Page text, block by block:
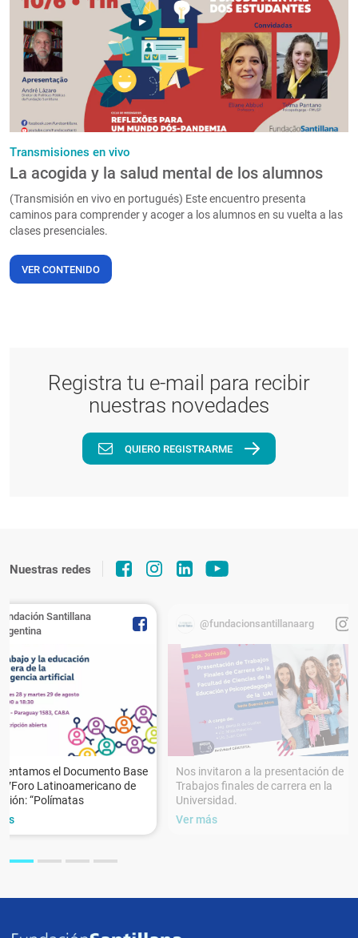
PT
Transmisiones en vivo
La acogida y la salud mental de los alumnos
(Transmisión en vivo en portugués) Este encuentro presenta
caminos para comprender y acoger a los alumnos en su vuelta a las
clases presenciales.
VER CONTENIDO
Registra tu e-mail para recibir
nuestras novedades
QUIERO REGISTRARME
Nuestras redes
Santillana
el Documento Base
Latinoamericano de
“Polímatas
@fundacionsantillanaarg
Nos invitaron a la presentación de
Trabajos finales de carrera en la
Universidad.
Ver más